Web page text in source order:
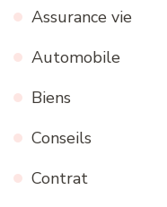
Assurance vie
Automobile
Biens
Conseils
Contrat